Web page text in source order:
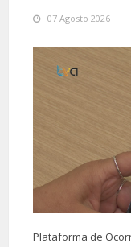
07 Agosto 2026
Plataforma de